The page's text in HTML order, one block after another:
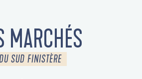
MARCHÉS
SUD FINISTÈRE